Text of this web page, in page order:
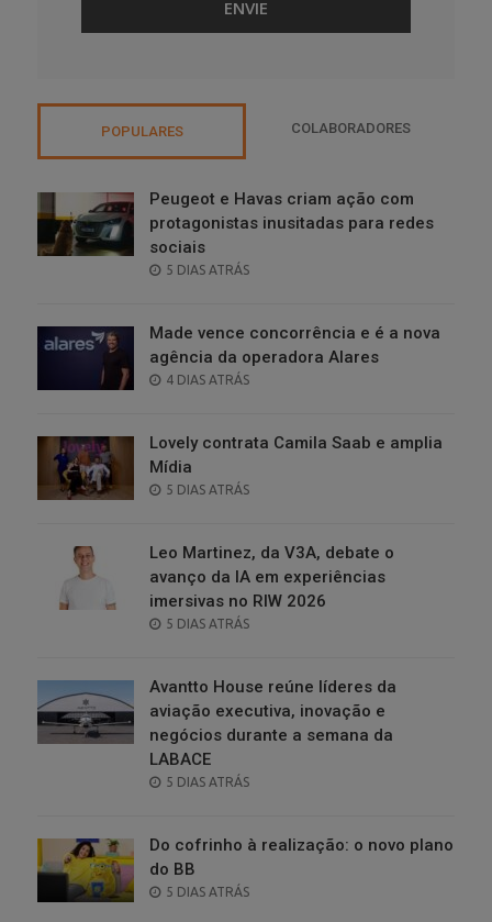
POPULARES COLABORADORES
Peugeot e Havas criam ação com
protagonistas inusitadas para redes
sociais
POSTED
5 DIAS ATRÁS
Made vence concorrência e é a nova
agência da operadora Alares
POSTED
4 DIAS ATRÁS
Lovely contrata Camila Saab e amplia
Mídia
POSTED
5 DIAS ATRÁS
Leo Martinez, da V3A, debate o
avanço da IA em experiências
imersivas no RIW 2026
POSTED
5 DIAS ATRÁS
Avantto House reúne líderes da
aviação executiva, inovação e
negócios durante a semana da
LABACE
POSTED
5 DIAS ATRÁS
Do cofrinho à realização: o novo plano
do BB
POSTED
5 DIAS ATRÁS